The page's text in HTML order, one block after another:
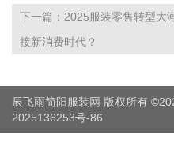
下一篇：2025服装零售转型大
接新消费时代？
辰飞雨简阳服装网 版权所有
2025136253号-86